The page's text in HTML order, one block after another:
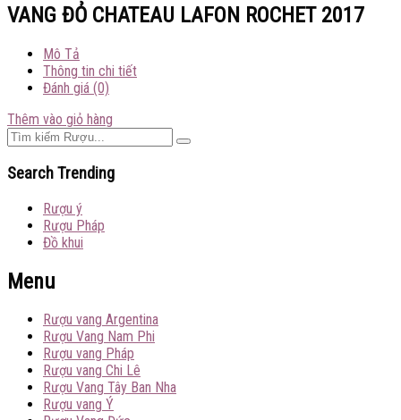
VANG ĐỎ CHATEAU LAFON ROCHET 2017
Mô Tả
Thông tin chi tiết
Đánh giá (0)
Thêm vào giỏ hàng
Search Trending
Rượu ý
Rượu Pháp
Đồ khui
Menu
Rượu vang Argentina
Rượu Vang Nam Phi
Rượu vang Pháp
Rượu vang Chi Lê
Rượu Vang Tây Ban Nha
Rượu vang Ý